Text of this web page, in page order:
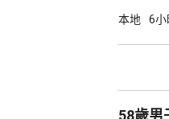
內的不
本地 6小